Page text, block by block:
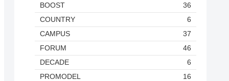
BOOST
36
COUNTRY
6
CAMPUS
37
FORUM
46
DECADE
6
PROMODEL
16